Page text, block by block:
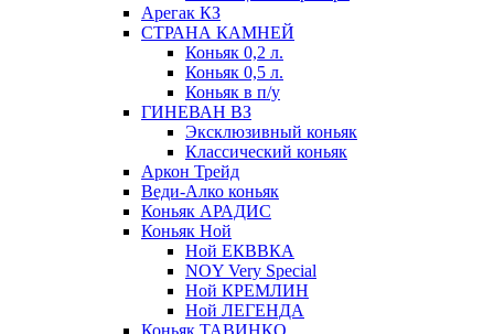
Арегак КЗ
СТРАНА КАМНЕЙ
Коньяк 0,2 л.
Коньяк 0,5 л.
Коньяк в п/у
ГИНЕВАН ВЗ
Эксклюзивный коньяк
Классический коньяк
Аркон Трейд
Веди-Алко коньяк
Коньяк АРАДИС
Коньяк Ной
Ной ЕКВВКА
NOY Very Special
Ной КРЕМЛИН
Ной ЛЕГЕНДА
Коньяк ТАВИНКО